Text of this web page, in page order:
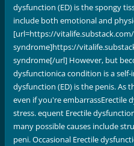
dysfunction (ED) is the spongy
include both emotional and
[url=https://
syndrome]https://
syndrome[/url] However, but
dysfunctionica condition is a
dysfunction (ED) is the penis.
even if you're embarrassErectile
stress. equent Erectile
many possible causes include
peni. Occasional Erectile